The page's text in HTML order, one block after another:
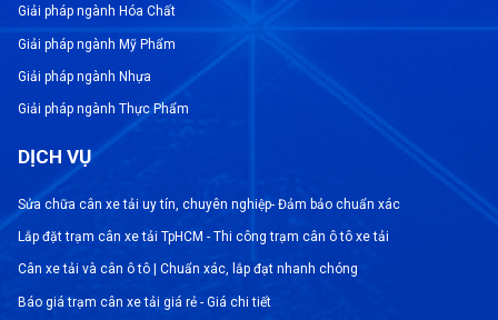
nghiệm
Vỏ làm từ thép không gỉ
–Khả năng quá tải cao 150%
– Không nhạy cảm với rung động
–Tiêu chuẩn IP68 (độ sâu 1,5 m nước /
10.000 giờ), IP69k
Giải pháp ngành Hóa Chất
Giải pháp ngành Mỹ Phẩm
Giải pháp ngành Nhựa
Giải pháp ngành Thực Phẩm
DỊCH VỤ
Sửa chữa cân xe tải uy tín, chuyên nghiệp- Đảm bảo chuẩn xác
Lắp đặt trạm cân xe tải TpHCM - Thi công trạm cân ô tô xe tải
Cân xe tải và cân ô tô | Chuẩn xác, lắp đạt nhanh chóng
Báo giá trạm cân xe tải giá rẻ - Giá chi tiết